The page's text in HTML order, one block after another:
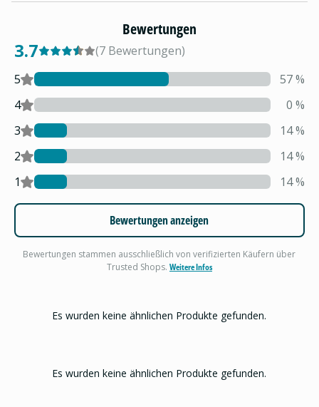
Bewertungen
3.7 (7 Bewertungen)
5
57%
4
0 %
3
14%
2
14%
1
14%
Bewertungen anzeigen
Bewertungen stammen ausschließlich von verifizierten Käufern über
Trusted Shops. Weitere Infos
Es wurden keine ähnlichen Produkte gefunden.
Es wurden keine ähnlichen Produkte gefunden.